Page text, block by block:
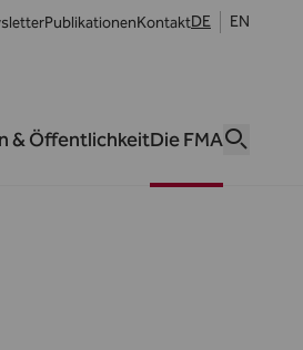
PublikationenKontaktDE EN
& ÖffentlichkeitDie FMA